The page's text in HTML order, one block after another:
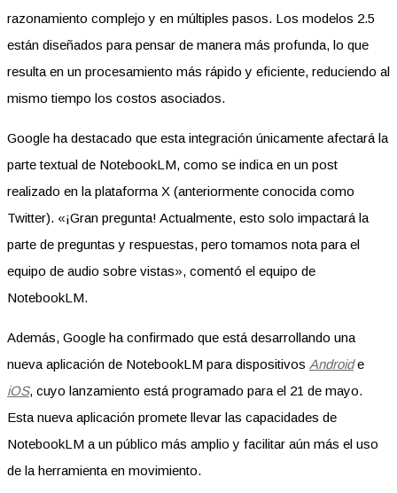
razonamiento complejo y en múltiples pasos. Los modelos 2.5
están diseñados para pensar de manera más profunda, lo que
resulta en un procesamiento más rápido y eficiente, reduciendo al
mismo tiempo los costos asociados.
Google ha destacado que esta integración únicamente afectará la
parte textual de NotebookLM, como se indica en un post
realizado en la plataforma X (anteriormente conocida como
Twitter). «¡Gran pregunta! Actualmente, esto solo impactará la
parte de preguntas y respuestas, pero tomamos nota para el
equipo de audio sobre vistas», comentó el equipo de
NotebookLM.
Además, Google ha confirmado que está desarrollando una
nueva aplicación de NotebookLM para dispositivos Androide
iOS, cuyo lanzamiento está programado para el 21 de mayo.
Esta nueva aplicación promete llevar las capacidades de
NotebookLM a un público más amplio y facilitar aún más el uso
de la herramienta en movimiento.